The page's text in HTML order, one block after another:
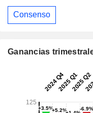
Consenso
Ganancias